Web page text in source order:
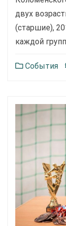
двух
(старшие),
каждой
События